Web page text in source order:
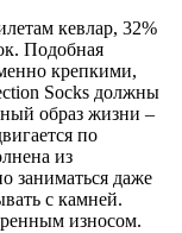
кевлар, 32%
Подобная
крепкими,
Socks должны
образ жизни –
по
из
заниматься даже
с камней.
износом.